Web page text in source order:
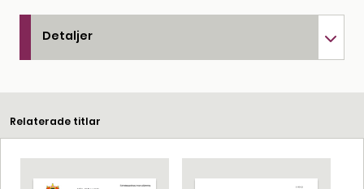
Detaljer
Relaterade titlar